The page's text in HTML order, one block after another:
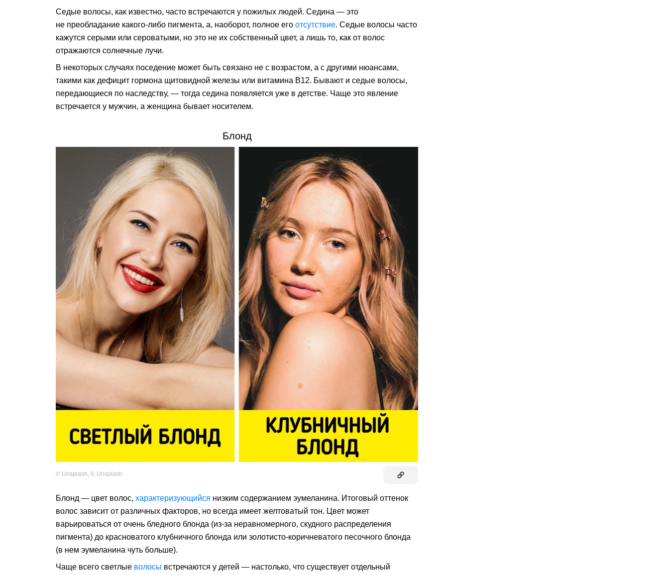
Седые волосы, как известно, часто встречаются у пожилых людей. Седина — это
не преобладание какого-либо пигмента, а, наоборот, полное его отсутствие. Седые волосы часто
кажутся серыми или сероватыми, но это не их собственный цвет, а лишь то, как от волос
отражаются солнечные лучи.
В некоторых случаях поседение может быть связано не с возрастом, а с другими нюансами,
такими как дефицит гормона щитовидной железы или витамина В12. Бывают и седые волосы,
передающиеся по наследству, — тогда седина появляется уже в детстве. Чаще это явление
встречается у мужчин, а женщина бывает носителем.
Блонд
© Unsplash, © Unsplash
Блонд — цвет волос, характеризующийся низким содержанием эумеланина. Итоговый оттенок
волос зависит от различных факторов, но всегда имеет желтоватый тон. Цвет может
варьироваться от очень бледного блонда (из-за неравномерного, скудного распределения
пигмента) до красноватого клубничного блонда или золотисто-коричневатого песочного блонда
(в нем эумеланина чуть больше).
Чаще всего светлые волосы встречаются у детей — настолько, что существует отдельный